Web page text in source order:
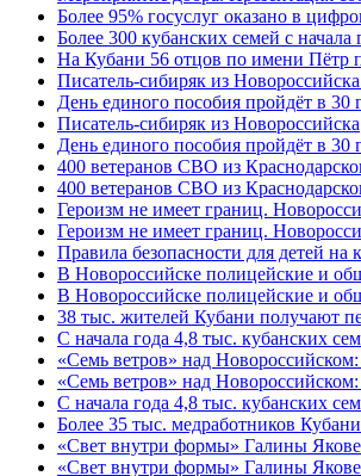
Более 95% госуслуг оказано в
Более 300 кубанских семей с начала
На Кубани 56 отцов по имени Пётр
Писатель-сибиряк из
День единого пособия пройдёт в
Писатель-сибиряк из Новороссийска
День единого пособия пройдёт в 30
400 ветеранов СВО из
400 ветеранов СВО из
Героизм не имеет границ.
Героизм не имеет границ.
Правила безопасности для детей на
В Новороссийске полицейские и
В Новороссийске полицейские и
38 тыс. жителей Кубани получают
С начала года 4,8 тыс. кубанских
«Семь ветров» над
«Семь ветров» над
С начала года 4,8 тыс. кубанских
Более 35 тыс. медработников
«Свет внутри формы» Галины
«Свет внутри формы» Галины